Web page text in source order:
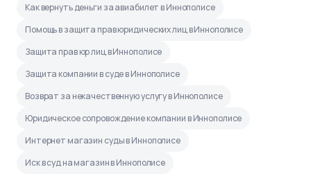
Как вернуть деньги за авиабилет в Иннополисе
Помощь в защита прав юридических лиц в Иннополисе
Защита прав юр лиц в Иннополисе
Защита компании в суде в Иннополисе
Возврат за некачественную услугу в Иннополисе
Юридическое сопровождение компании в Иннополисе
Интернет магазин суды в Иннополисе
Иск в суд на магазин в Иннополисе